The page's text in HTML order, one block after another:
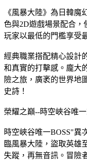
《風暴大陸》為日韓魔
色與2D遊戲場景配合，
玩家以最低的門檻享受
經典職業搭配精心設計
和真實的打擊感。龐大
險之旅，廣袤的世界地
史詩！
榮耀之巔--時空峽谷唯一
時空峽谷唯一BOSS"異
臨風暴大陸，盜取英雄
失蹤，再無音訊。冒險